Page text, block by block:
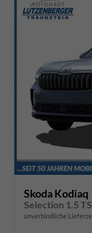
Skoda Kodiaq
unverbindliche